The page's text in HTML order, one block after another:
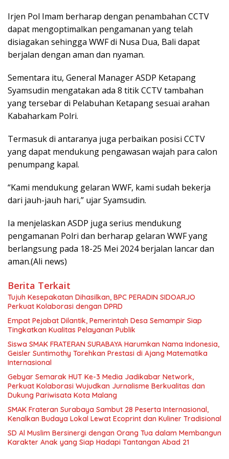
Irjen Pol Imam berharap dengan penambahan CCTV
dapat mengoptimalkan pengamanan yang telah
disiagakan sehingga WWF di Nusa Dua, Bali dapat
berjalan dengan aman dan nyaman.
Sementara itu, General Manager ASDP Ketapang
Syamsudin mengatakan ada 8 titik CCTV tambahan
yang tersebar di Pelabuhan Ketapang sesuai arahan
Kabaharkam Polri.
Termasuk di antaranya juga perbaikan posisi CCTV
yang dapat mendukung pengawasan wajah para calon
penumpang kapal.
“Kami mendukung gelaran WWF, kami sudah bekerja
dari jauh-jauh hari,” ujar Syamsudin.
Ia menjelaskan ASDP juga serius mendukung
pengamanan Polri dan berharap gelaran WWF yang
berlangsung pada 18-25 Mei 2024 berjalan lancar dan
aman.(Ali news)
Berita Terkait
Tujuh Kesepakatan Dihasilkan, BPC PERADIN SIDOARJO
Perkuat Kolaborasi dengan DPRD
Empat Pejabat Dilantik, Pemerintah Desa Semampir Siap
Tingkatkan Kualitas Pelayanan Publik
Siswa SMAK FRATERAN SURABAYA Harumkan Nama Indonesia,
Geisler Suntimothy Torehkan Prestasi di Ajang Matematika
Internasional
Gebyar Semarak HUT Ke-3 Media Jadikabar Network,
Perkuat Kolaborasi Wujudkan Jurnalisme Berkualitas dan
Dukung Pariwisata Kota Malang
SMAK Frateran Surabaya Sambut 28 Peserta Internasional,
Kenalkan Budaya Lokal Lewat Ecoprint dan Kuliner Tradisional
SD Al Muslim Bersinergi dengan Orang Tua dalam Membangun
Karakter Anak yang Siap Hadapi Tantangan Abad 21